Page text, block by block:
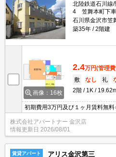
北陸鉄道石川
4 笠舞本町下
石川県金沢市笠
築35年
2階建
画像：16枚
2.4万円(管理
敷
なし 礼
2階
1K
初期費用3万円及び１ヶ月賃料無
株式会社アパートナー 金沢店
情報更新日 2026/08/01
賃貸アパート アリス金沢第三